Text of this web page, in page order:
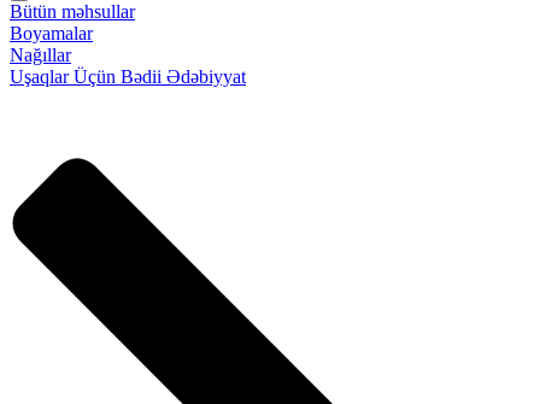
Bütün məhsullar
Boyamalar
Nağıllar
Uşaqlar Üçün Bədii Ədəbiyyat